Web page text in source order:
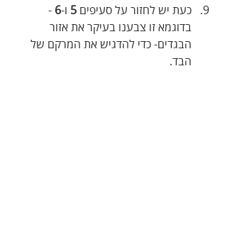
כעת יש לחזור על סעיפים 5 ו-6
-
בדוגמא זו צבענו בעיקר את אזור
הבגדים- כדי להדגיש את המרקם של
הבד.